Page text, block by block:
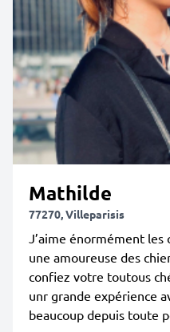
Mathilde
77270, Villeparisis
J’aime énormément les
une amoureuse des
confiez votre toutous
unr grande expérience
beaucoup depuis toute